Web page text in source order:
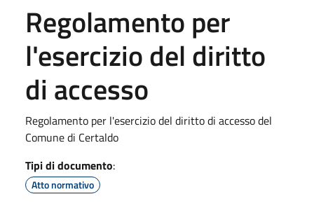
Regolamento per
l'esercizio del diritto
di accesso
Regolamento per l'esercizio del diritto di accesso del
Comune di Certaldo
Tipi di documento:
Atto normativo